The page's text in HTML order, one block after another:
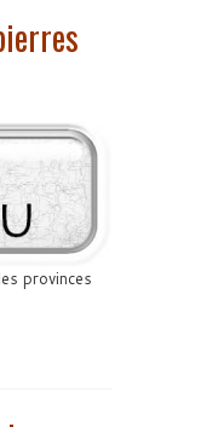
provinces